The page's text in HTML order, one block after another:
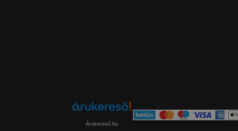
Árukereső.hu